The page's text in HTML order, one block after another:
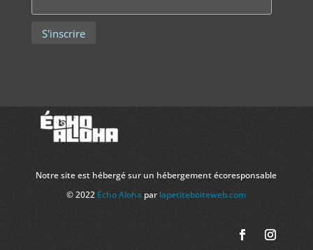
Notre site est hébergé sur un hébergement écoresponsable
© 2022 Echo Aloha par lapetiteboiteweb.com